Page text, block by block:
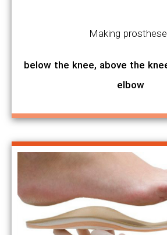
Making
below the knee, above the
elbow